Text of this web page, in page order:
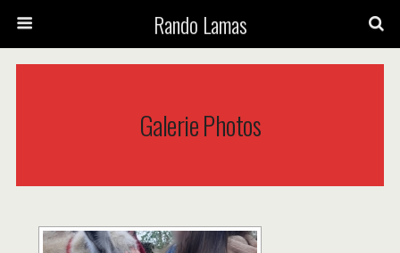
Rando Lamas
Galerie Photos